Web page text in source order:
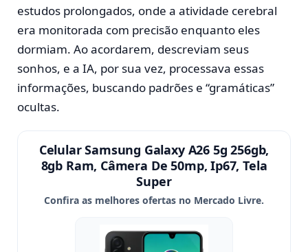
estudos prolongados, onde a atividade cerebral
era monitorada com precisão enquanto eles
dormiam. Ao acordarem, descreviam seus
sonhos, e a IA, por sua vez, processava essas
informações, buscando padrões e “gramáticas”
ocultas.
Celular Samsung Galaxy A26 5g 256gb,
8gb Ram, Câmera De 50mp, Ip67, Tela
Super
Confira as melhores ofertas no Mercado Livre.